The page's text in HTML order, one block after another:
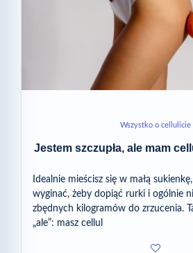
Wszystko o cellulicie
Jestem szczupła, ale mam
Idealnie mieścisz się w małą
wyginać, żeby dopiąć rurki i ogólnie
zbędnych kilogramów do zrzucenia.
„ale”: masz cellul